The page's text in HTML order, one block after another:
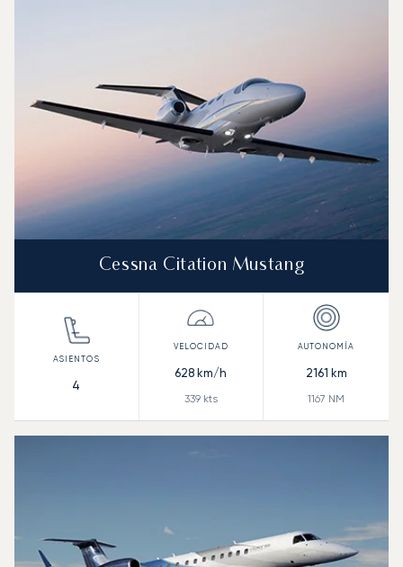
Cessna Citation Mustang
4
628 km/h
339kts
2161 km
1167 NM